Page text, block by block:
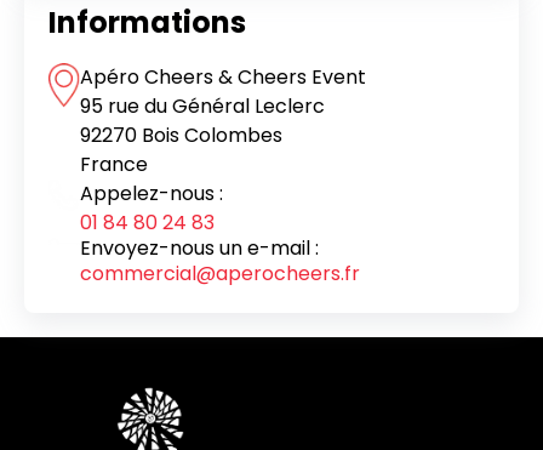
Informations
Apéro Cheers & Cheers Event
95 rue du Général Leclerc
92270 Bois Colombes
France
Appelez-nous :
01 84 80 24 83
Envoyez-nous un e-mail :
commercial@aperocheers.fr